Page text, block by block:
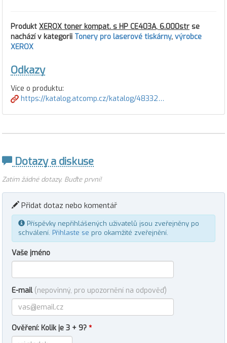
Produkt XEROX toner kompat. s HP CE403A, 6.000str se
nachází v kategorii Tonery pro laserové tiskárny, výrobce
XEROX
Odkazy
Více o produktu:
https://katalog.atcomp.cz/katalog/48332…
Dotazy a diskuse
Zatím žádné dotazy. Buďte první!
Přidat dotaz nebo komentář
Příspěvky nepřihlášených uživatelů jsou zveřejněny po
schválení. Přihlaste se pro okamžité zveřejnění.
Vaše jméno
E-mail (nepovinný, pro upozornění na odpověď)
Ověření: Kolik je 3 + 9? *